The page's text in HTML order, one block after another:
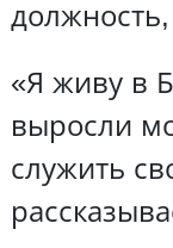
«Я живу в
выросли
служить